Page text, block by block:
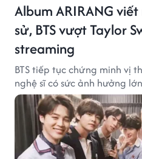
Album ARIRANG
sử, BTS vượt Taylor
streaming
BTS tiếp tục chứng minh vị
nghệ sĩ có sức ảnh hưởng